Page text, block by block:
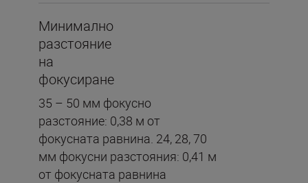
Минимално
разстояние
на
фокусиране
35 – 50 мм фокусно
разстояние: 0,38 м от
фокусната равнина. 24, 28, 70
мм фокусни разстояния: 0,41 м
от фокусната равнина